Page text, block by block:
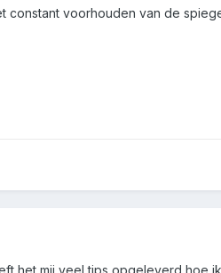
voorhouden van de
het mij veel tips opgeleverd hoe